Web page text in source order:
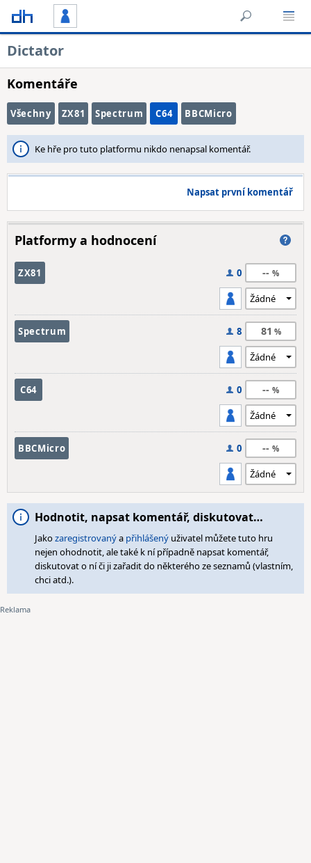
Dictator
Komentáře
Všechny ZX81 Spectrum C64 BBCMicro
Ke hře pro tuto platformu nikdo nenapsal komentář.
Napsat první komentář
Platformy a hodnocení
ZX81 0 --
Spectrum 8 81
C64 0 --
BBCMicro 0 --
Hodnotit, napsat komentář, diskutovat…
Jakozaregistrovanýa přihlášený uživatel můžete tuto hru
nejen ohodnotit, ale také k ní případně napsat komentář,
diskutovat o ní či ji zařadit do některého ze seznamů (vlastním,
chci atd.).